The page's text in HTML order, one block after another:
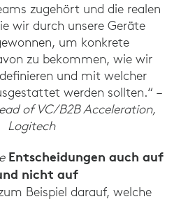
zugehört und die realen
wir durch unsere Geräte
um konkrete
zu bekommen, wie wir
und mit welcher
werden sollten.“ –
of VC/B2B Acceleration,
Logitech
Entscheidungen auch auf
nicht auf
Beispiel darauf, welche